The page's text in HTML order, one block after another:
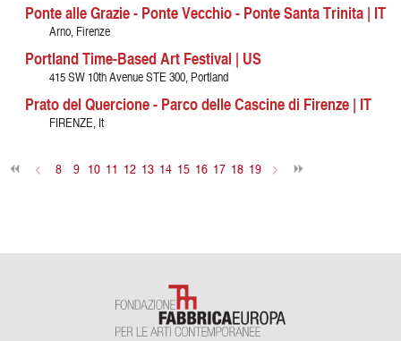
Ponte alle Grazie - Ponte Vecchio - Ponte Santa Trinita | IT
Arno, Firenze
Portland Time-Based Art Festival | US
415 SW 10th Avenue STE 300, Portland
Prato del Quercione - Parco delle Cascine di Firenze | IT
FIRENZE, It
< 8 9 10 11 12 13 14 15 16 17 18 19 >